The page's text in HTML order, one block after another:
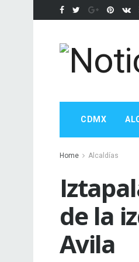
CDMX
Home Alcaldías
de la
Avila